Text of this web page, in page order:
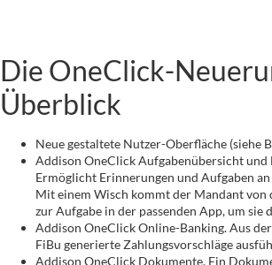
Die OneClick-
Überblick
Neue gestaltete Nutzer-Oberfläche (siehe
Addison OneClick Aufgabenübersicht und
Ermöglicht Erinnerungen und Aufgaben
Mit einem Wisch kommt der Mandant
zur Aufgabe in der passenden App, um sie
Addison OneClick Online-Banking. Aus
FiBu generierte Zahlungsvorschläge
Addison OneClick Dokumente. Ein